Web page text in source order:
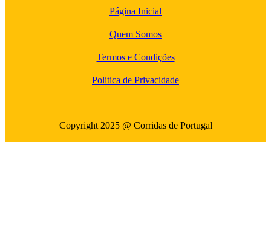
Página Inicial
Quem Somos
Termos e Condições
Politica de Privacidade
Copyright 2025 @ Corridas de Portugal